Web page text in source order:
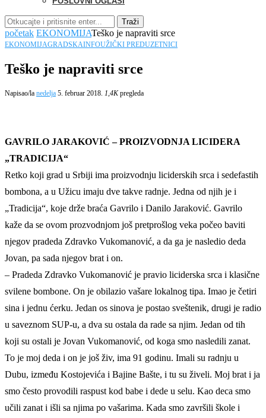
Traži
početak EKONOMIJATeško je napraviti srce
EKONOMIJAGRADSKAINFOUŽIČKI PREDUZETNICI
Teško je napraviti srce
Napisao/la nedelja 5. februar 2018. 1,4Kpregleda
GAVRILO JARAKOVIĆ – PROIZVODNJA LICIDERA
„TRADICIJA“
Retko koji grad u Srbiji ima proizvodnju liciderskih srca i sedefastih
bombona, a u Užicu imaju dve takve radnje. Jedna od njih je i
„Tradicija“, koje drže braća Gavrilo i Danilo Jaraković. Gavrilo
kaže da se ovom prozvodnjom još pretprošlog veka počeo baviti
njegov pradeda Zdravko Vukomanović, a da ga je nasledio deda
Jovan, pa sada njegov brat i on.
– Pradeda Zdravko Vukomanović je pravio liciderska srca i klasične
svilene bombone. On je obilazio vašare lokalnog tipa. Imao je četiri
sina i jednu ćerku. Jedan os sinova je postao sveštenik, drugi je radio
u saveznom SUP-u, a dva su ostala da rade sa njim. Jedan od tih
koji su ostali je Jovan Vukomanović, od koga smo nasledili zanat.
To je moj deda i on je još živ, ima 91 godinu. Imali su radnju u
Dubu, između Kostojevića i Bajine Bašte, i tu su živeli. Moj brat i ja
smo često provodili raspust kod babe i dede u selu. Kao deca smo
učili zanat i išli sa njima po vašarima. Kada smo završili škole i